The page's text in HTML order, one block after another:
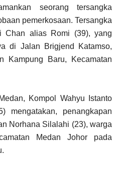
seorang tersangka
pemerkosaan. Tersangka
Chan alias Romi (39), yang
di Jalan Brigjend Katamso,
Kampung Baru, Kecamatan
Kompol Wahyu Istanto
mengatakan, penangkapan
Norhana Silalahi (23), warga
Medan Johor pada